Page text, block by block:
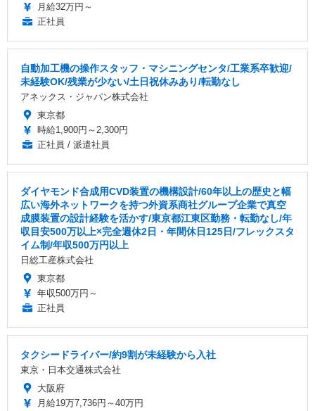
月給32万円～
正社員
自動加工機の操作スタッフ・マシニングセンタ/工業系卒歓迎/
未経験OK/残業が少ない/土日祝休みあり/転勤なし
アネックス・ジャパン株式会社
東京都
時給1,900円～2,300円
正社員 / 派遣社員
ダイヤモンド合成用CVD装置の機構設計/60年以上の歴史と幅
広い海外ネットワークを持つ外資系商社グループ企業で真空
成膜装置の設計経験を活かす/東京都江東区勤務・転勤なし/年
収目安500万以上×完全週休2日・年間休日125日/フレックスタ
イム制/年収500万円以上
日総工産株式会社
東京都
年収500万円～
正社員
タクシードライバー/約9割が未経験から入社
東京・日本交通株式会社
大阪府
月給19万7,736円～40万円